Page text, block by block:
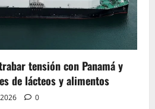
tensión con Panamá y
de lácteos y alimentos
0